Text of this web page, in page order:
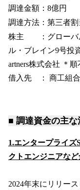
調達金額：8億円
調達方法：第三者割
株主 ：グローバ
ル・ブレイン9号投
artners株式会社 ＊順
借入先 ： 商工組
■ 調達資金の主な
1.エンタープライズ
クトエンジニアな
2024年末にリリー